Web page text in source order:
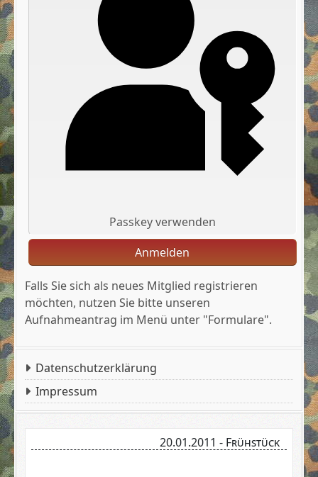
Passkey verwenden
Anmelden
Falls Sie sich als neues Mitglied registrieren
möchten, nutzen Sie bitte unseren
Aufnahmeantrag im Menü unter "Formulare".
Datenschutzerklärung
Impressum
20.01.2011 - Frühstück